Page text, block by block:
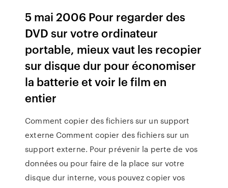
5 mai 2006 Pour regarder des
DVD sur votre ordinateur
portable, mieux vaut les recopier
sur disque dur pour économiser
la batterie et voir le film en
entier
Comment copier des fichiers sur un support
externe Comment copier des fichiers sur un
support externe. Pour prévenir la perte de vos
données ou pour faire de la place sur votre
disque dur interne, vous pouvez copier vos